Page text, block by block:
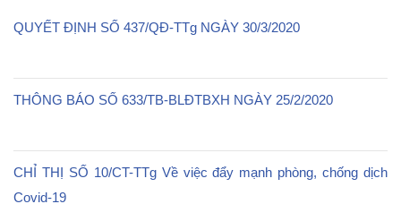
QUYẾT ĐỊNH SỐ 437/QĐ-TTg NGÀY 30/3/2020
THÔNG BÁO SỐ 633/TB-BLĐTBXH NGÀY 25/2/2020
CHỈ THỊ SỐ 10/CT-TTg Về việc đẩy mạnh phòng, chống dịch
Covid-19